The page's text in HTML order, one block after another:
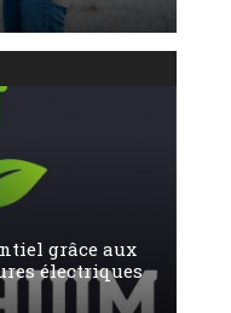
grâce aux
électriques